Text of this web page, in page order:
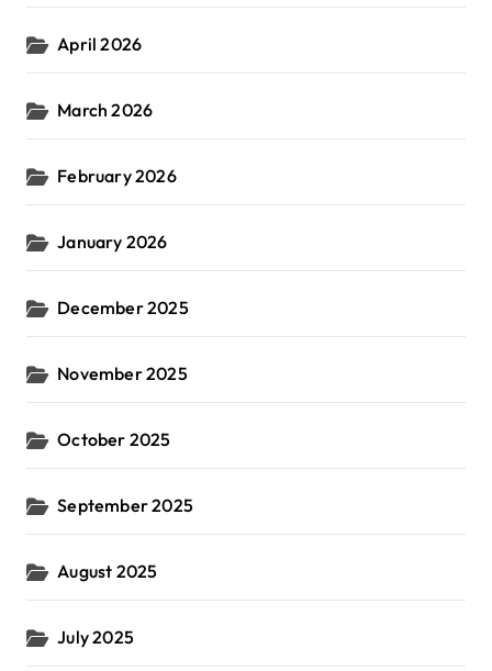
April 2026
March 2026
February 2026
January 2026
December 2025
November 2025
October 2025
September 2025
August 2025
July 2025